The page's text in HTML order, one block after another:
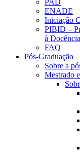
PAD
ENADE
Iniciação
PIBID –
à Docência
FAQ
Pós-Graduação
Sobre a
Mestrado